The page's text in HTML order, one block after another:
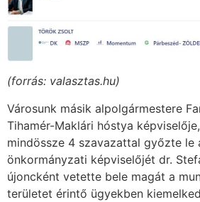
(forrás: valasztas.hu)
Városunk másik alpolgármestere
Tihamér-Maklári hóstya
mindössze 4 szavazattal győzte le
önkormányzati képviselőjét dr.
újoncként vetette bele magát a
területet érintő ügyekben